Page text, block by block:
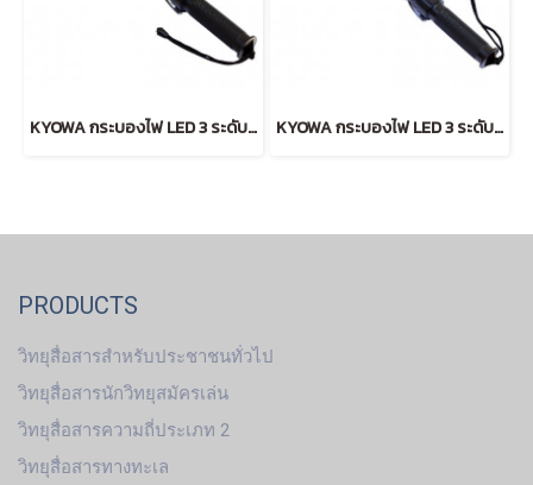
KYOWA กระบองไฟ LED 3 ระดับ ลายธรรมดา (RED) KYOWA กระบองไฟ LED 3 ระดับ ลายเหลี่ยม (RED)
PRODUCTS
วิทยุสื่อสารสำหรับประชาชนทั่วไป
วิทยุสื่อสารนักวิทยุสมัครเล่น
วิทยุสื่อสารความถี่ประเภท 2
วิทยุสื่อสารทางทะเล